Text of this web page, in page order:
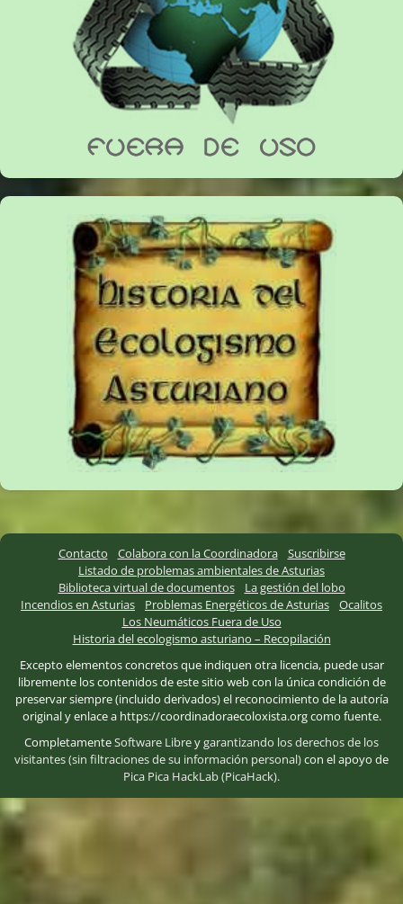
Contacto Colabora con la Coordinadora
Suscribirse
Listado de problemas ambientales de Asturias
Biblioteca virtual de documentos
La gestión del lobo
Incendios en Asturias
Problemas Energéticos de Asturias
Ocalitos
Los Neumáticos Fuera de Uso
Historia del ecologismo asturiano – Recopilación
Excepto elementos concretos que indiquen otra licencia, puede usar
libremente los contenidos de este sitio web con la única condición de
preservar siempre (incluido derivados) el reconocimiento de la autoría
original y enlace a https://coordinadoraecoloxista.org como fuente.
CompletamenteSoftware Libreygarantizando los derechos de los
visitantes (sin filtraciones de su información personal)con el apoyo de
Pica Pica HackLab (PicaHack).